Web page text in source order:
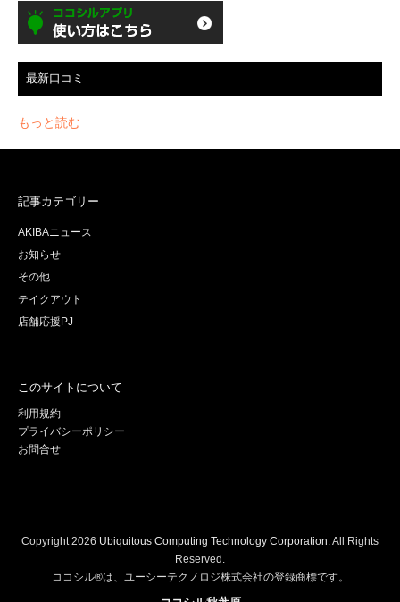
最新口コミ
もっと読む
記事カテゴリー
AKIBAニュース
お知らせ
その他
テイクアウト
店舗応援PJ
このサイトについて
利用規約
プライバシーポリシー
お問合せ
Copyright2026 Ubiquitous Computing Technology Corporation . All Rights
Reserved.
ココシル®は、ユーシーテクノロジ株式会社の登録商標です。